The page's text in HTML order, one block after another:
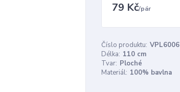
79 Kč/pár
Číslo produktu: VPL6006
Délka: 110 cm
Tvar: Ploché
Materiál: 100% bavlna